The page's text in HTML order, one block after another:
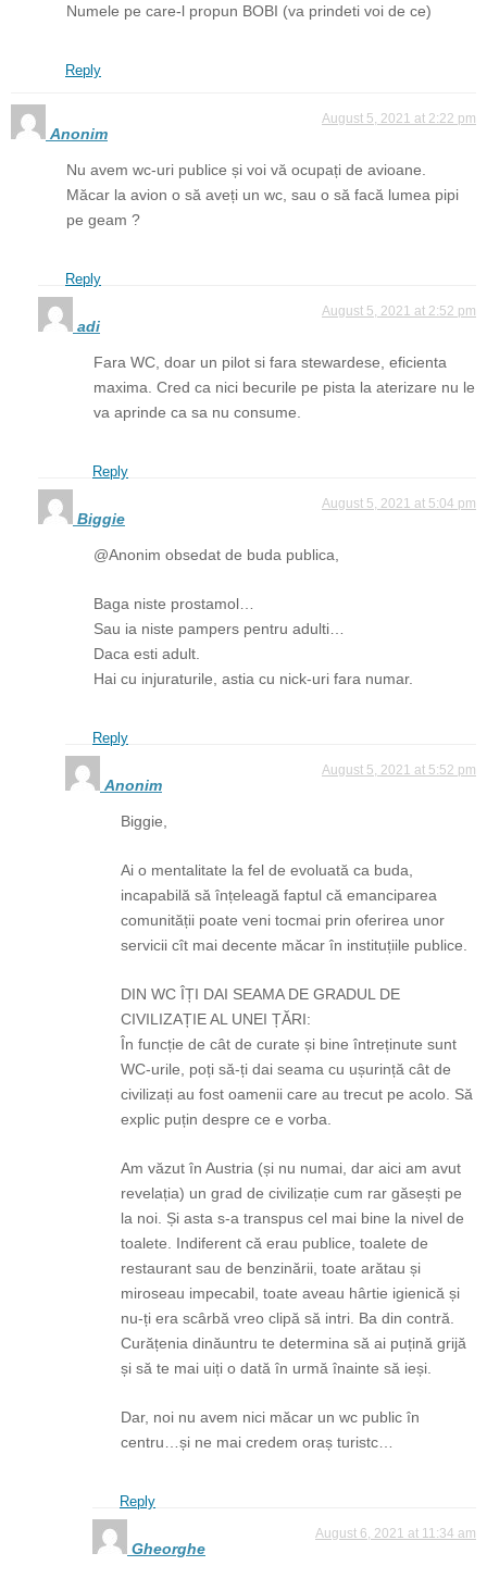
Numele pe care-l propun BOBI (va prindeti voi de ce)
Reply
Anonim
August 5, 2021 at 2:22 pm
Nu avem wc-uri publice și voi vă ocupați de avioane.
Măcar la avion o să aveți un wc, sau o să facă lumea pipi
pe geam ?
Reply
adi
August 5, 2021 at 2:52 pm
Fara WC, doar un pilot si fara stewardese, eficienta
maxima. Cred ca nici becurile pe pista la aterizare nu le
va aprinde ca sa nu consume.
Reply
Biggie
August 5, 2021 at 5:04 pm
@Anonim obsedat de buda publica,
Baga niste prostamol…
Sau ia niste pampers pentru adulti…
Daca esti adult.
Hai cu injuraturile, astia cu nick-uri fara numar.
Reply
Anonim
August 5, 2021 at 5:52 pm
Biggie,
Ai o mentalitate la fel de evoluată ca buda,
incapabilă să înțeleagă faptul că emanciparea
comunității poate veni tocmai prin oferirea unor
servicii cît mai decente măcar în instituțiile publice.
DIN WC ÎȚI DAI SEAMA DE GRADUL DE
CIVILIZAȚIE AL UNEI ȚĂRI:
În funcție de cât de curate și bine întreținute sunt
WC-urile, poți să-ți dai seama cu ușurință cât de
civilizați au fost oamenii care au trecut pe acolo. Să
explic puțin despre ce e vorba.
Am văzut în Austria (și nu numai, dar aici am avut
revelația) un grad de civilizație cum rar găsești pe
la noi. Și asta s-a transpus cel mai bine la nivel de
toalete. Indiferent că erau publice, toalete de
restaurant sau de benzinării, toate arătau și
miroseau impecabil, toate aveau hârtie igienică și
nu-ți era scârbă vreo clipă să intri. Ba din contră.
Curățenia dinăuntru te determina să ai puțină grijă
și să te mai uiți o dată în urmă înainte să ieși.
Dar, noi nu avem nici măcar un wc public în
centru…și ne mai credem oraș turistc…
Reply
Gheorghe
August 6, 2021 at 11:34 am